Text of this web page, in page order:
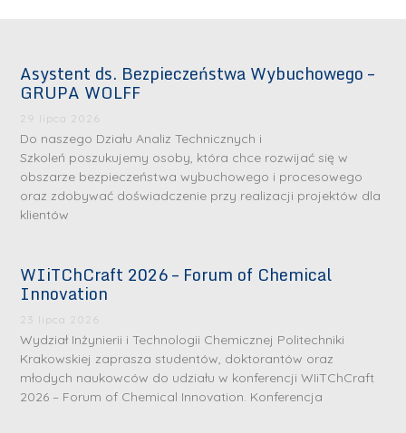
Asystent ds. Bezpieczeństwa Wybuchowego –
GRUPA WOLFF
29 lipca 2026
Do naszego Działu Analiz Technicznych i
Szkoleń poszukujemy osoby, która chce rozwijać się w
obszarze bezpieczeństwa wybuchowego i procesowego
oraz zdobywać doświadczenie przy realizacji projektów dla
klientów
WIiTChCraft 2026 – Forum of Chemical
Innovation
23 lipca 2026
Wydział Inżynierii i Technologii Chemicznej Politechniki
Krakowskiej zaprasza studentów, doktorantów oraz
młodych naukowców do udziału w konferencji WIiTChCraft
2026 – Forum of Chemical Innovation. Konferencja